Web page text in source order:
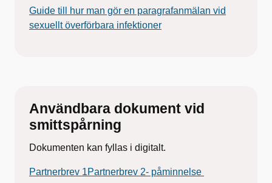
Guide till hur man gör en paragrafanmälan vid
sexuellt överförbara infektioner
Användbara dokument vid
smittspårning
Dokumenten kan fyllas i digitalt.
Partnerbrev 1Partnerbrev 2- påminnelse